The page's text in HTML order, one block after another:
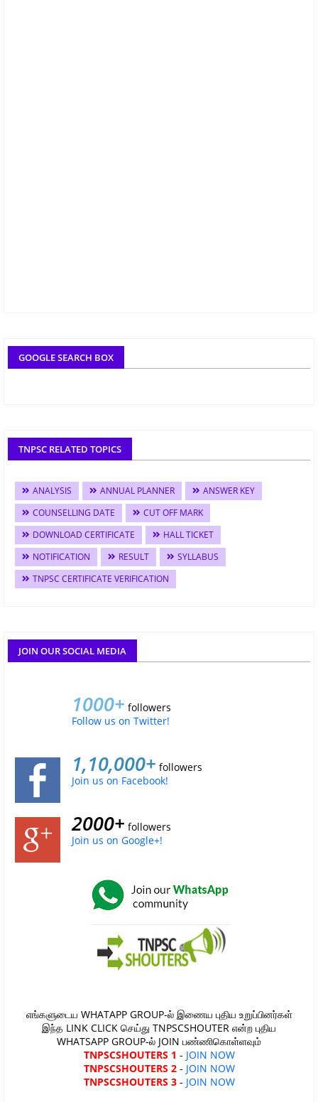
GOOGLE SEARCH BOX
TNPSC RELATED TOPICS
ANALYSIS ANNUAL PLANNER
ANSWER KEY
COUNSELLING DATE
CUT OFF MARK
DOWNLOAD CERTIFICATE
HALL TICKET
NOTIFICATION
RESULT
SYLLABUS
TNPSC CERTIFICATE VERIFICATION
JOIN OUR SOCIAL MEDIA
1000+ followers
Follow us on Twitter!
1,10,000+ followers
Join us on Facebook!
2000+ followers
Join us on Google+!
எங்களுடைய WHATAPP GROUP-ல் இணைய புதிய உறுப்பினர்கள்
இந்த LINK CLICK செய்து TNPSCSHOUTER என்ற புதிய
WHATSAPP GROUP-ல் JOIN பண்ணிகொள்ளவும்
TNPSCSHOUTERS 1 - JOIN NOW
TNPSCSHOUTERS 2- JOIN NOW
TNPSCSHOUTERS 3- JOIN NOW